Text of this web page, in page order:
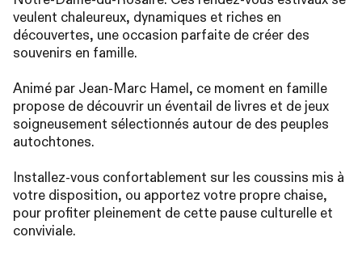
veulent chaleureux, dynamiques et riches en
découvertes, une occasion parfaite de créer des
souvenirs en famille.
Animé par Jean-Marc Hamel, ce moment en famille
propose de découvrir un éventail de livres et de jeux
soigneusement sélectionnés autour de des peuples
autochtones.
Installez-vous confortablement sur les coussins mis à
votre disposition, ou apportez votre propre chaise,
pour profiter pleinement de cette pause culturelle et
conviviale.